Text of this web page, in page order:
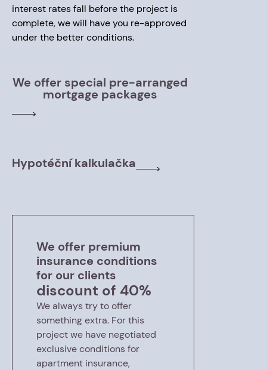
interest rates fall before the project is
complete, we will have you re-approved
under the better conditions.
We offer special pre-arranged
mortgage packages
Hypotéční kalkulačka
We offer premium
insurance conditions
for our clients
discount of 40%
We always try to offer
something extra. For this
project we have negotiated
exclusive conditions for
apartment insurance,